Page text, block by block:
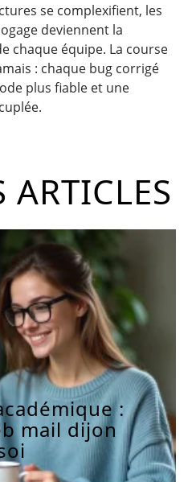
se complexifient, les
deviennent la
chaque équipe. La course
: chaque bug corrigé
plus fiable et une
ARTICLES
:
mail dijon